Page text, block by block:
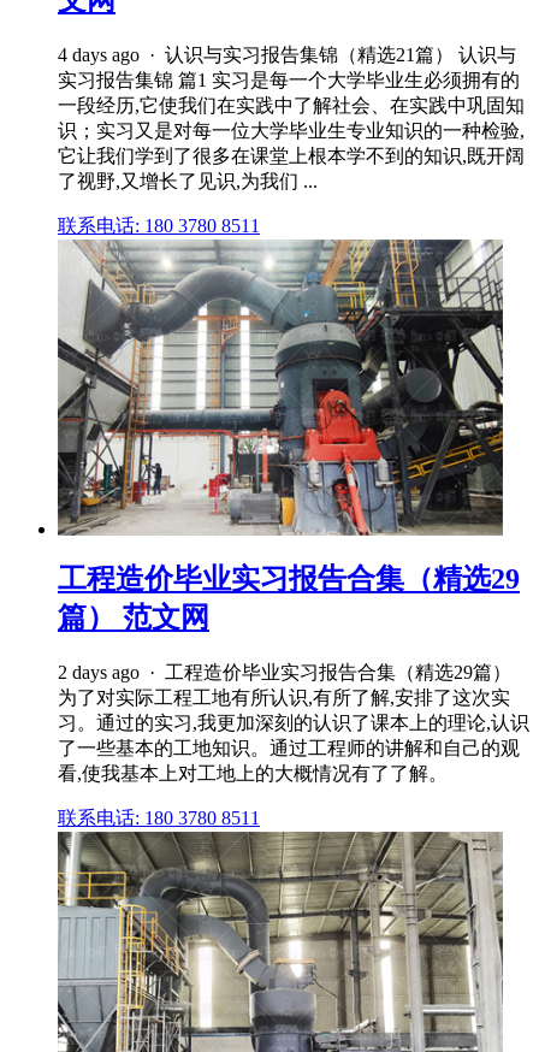
4 days ago · 认识与实习报告集锦（精选21篇） 认识与
实习报告集锦 篇1 实习是每一个大学毕业生必须拥有的
一段经历,它使我们在实践中了解社会、在实践中巩固知
识；实习又是对每一位大学毕业生专业知识的一种检验,
它让我们学到了很多在课堂上根本学不到的知识,既开阔
了视野,又增长了见识,为我们 ...
联系电话: 180 3780 8511
工程造价毕业实习报告合集（精选29
篇） 范文网
2 days ago · 工程造价毕业实习报告合集（精选29篇）
为了对实际工程工地有所认识,有所了解,安排了这次实
习。通过的实习,我更加深刻的认识了课本上的理论,认识
了一些基本的工地知识。通过工程师的讲解和自己的观
看,使我基本上对工地上的大概情况有了了解。
联系电话: 180 3780 8511